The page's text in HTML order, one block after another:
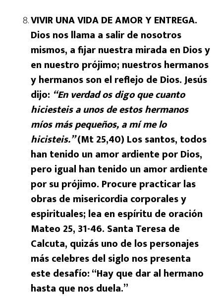
VIVIR UNA VIDA DE AMOR Y ENTREGA.
Dios nos llama a salir de nosotros
mismos, a fijar nuestra mirada en Dios y
en nuestro prójimo; nuestros hermanos
y hermanos son el reflejo de Dios. Jesús
dijo: “En verdad os digo que cuanto
hiciesteis a unos de estos hermanos
míos más pequeños, a mí me lo
hicisteis.”(Mt 25,40) Los santos, todos
han tenido un amor ardiente por Dios,
pero igual han tenido un amor ardiente
por su prójimo. Procure practicar las
obras de misericordia corporales y
espirituales; lea en espíritu de oración
Mateo 25, 31-46. Santa Teresa de
Calcuta, quizás uno de los personajes
más celebres del siglo nos presenta
este desafío: “Hay que dar al hermano
hasta que nos duela.”